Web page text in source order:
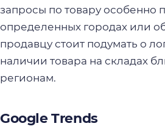
запросы по товару особенно
определенных городах или
продавцу стоит подумать о
наличии товара на складах
регионам.
Google Trends